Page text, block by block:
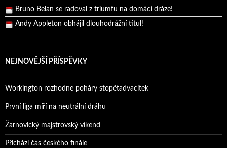
Bruno Belan se radoval z triumfu na domácí dráze!
Andy Appleton obhájil dlouhodrážní titul!
NEJNOVĚJŠÍ PŘÍSPĚVKY
Workington rozhodne poháry stopětadvacítek
První liga míří na neutrální dráhu
Žarnovický majstrovský víkend
Přichází čas českého finále